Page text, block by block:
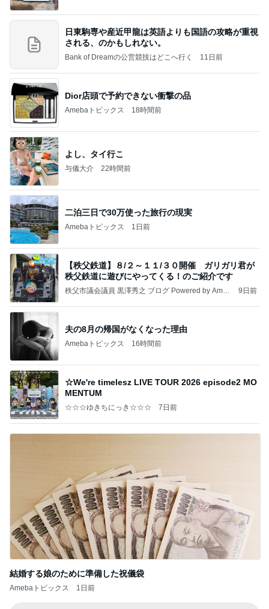
日東駒専や産近甲龍は英語よりも国語の攻略が重視
される、のかもしれない。
Bank of Dreamの公営競技はどこへ行く 11日前
Dior店頭で予約できない衝撃の品
Amebaトピックス 18時間前
よし、タイ行こ
与儀大介 22時間前
二泊三日で30万使った旅行の現実
Amebaトピックス 1日前
【秩父鉄道】８/２～１１/３０開催 ガリガリ君が
秩父鉄道に遊びにやってくる！のご紹介です
秩父市議会議員 黒澤秀之 ブログ Powered by Ameb
9日前
夫の8月の帰国がなくなった理由
Amebaトピックス 16時間前
☆We're timelesz LIVE TOUR 2026 episode2 MO
MENTUM
☆☆☆ゆきちにっき☆☆☆ 7日前
結婚する娘のために準備した祝儀袋
Amebaトピックス 1日前